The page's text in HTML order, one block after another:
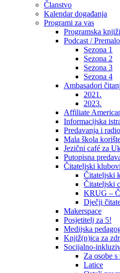
Članstvo
Kalendar događanja
Programi za vas
Programska
Podcast /
Sezona 1
Sezona 2
Sezona 3
Sezona 4
Ambasadori
2021.
2023.
Affiliate
Informacijska
Predavanja i
Mala škola
Jezični café za
Putopisna
Čitateljski klubovi
Čitateljski
Čitateljski
KRUG –
Dječji
Makerspace
Posjetitelj za 5!
Medijska
Knjiž(n)ica za
Socijalno-
Za osobe s
Latice